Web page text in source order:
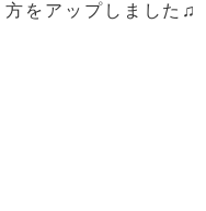
をアップしました♫